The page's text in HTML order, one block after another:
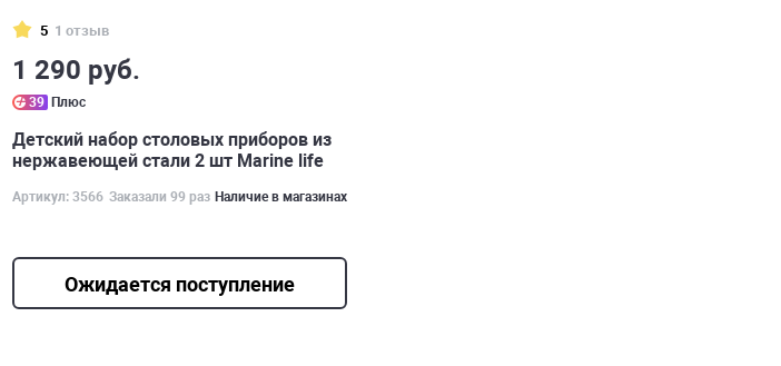
5 1 отзыв
1 290 руб.
39 Плюс
Детский набор столовых приборов из
нержавеющей стали 2 шт Marine life
Артикул: 3566 Заказали 99 раз Наличие в магазинах
Ожидается поступление